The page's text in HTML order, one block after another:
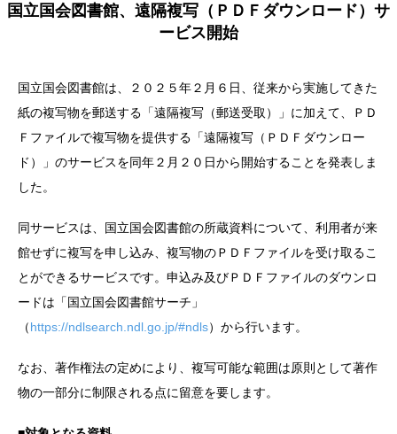
国立国会図書館、遠隔複写（ＰＤＦダウンロード）サ
ービス開始
国立国会図書館は、２０２５年２月６日、従来から実施してきた
紙の複写物を郵送する「遠隔複写（郵送受取）」に加えて、ＰＤ
Ｆファイルで複写物を提供する「遠隔複写（ＰＤＦダウンロー
ド）」のサービスを同年２月２０日から開始することを発表しま
した。
同サービスは、国立国会図書館の所蔵資料について、利用者が来
館せずに複写を申し込み、複写物のＰＤＦファイルを受け取るこ
とができるサービスです。申込み及びＰＤＦファイルのダウンロ
ードは「国立国会図書館サーチ」
（https://ndlsearch.ndl.go.jp/#ndls）から行います。
なお、著作権法の定めにより、複写可能な範囲は原則として著作
物の一部分に制限される点に留意を要します。